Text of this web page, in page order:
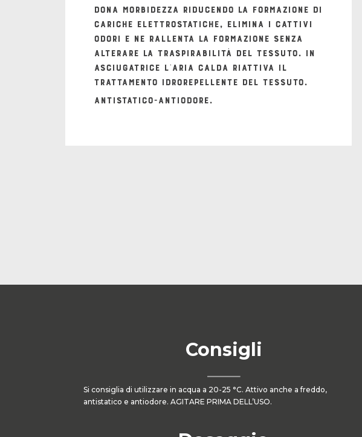
Dona morbidezza riducendo la formazione di
cariche elettrostatiche, elimina i cattivi
odori e ne rallenta la formazione senza
alterare la traspirabilità del tessuto. In
asciugatrice l’aria calda riattiva il
trattamento idrorepellente del tessuto.
ANTISTATICO-ANTIODORE.
Consigli
Si consiglia di utilizzare in acqua a 20-25 °C. Attivo anche a freddo,
antistatico e antiodore. AGITARE PRIMA DELL’USO.